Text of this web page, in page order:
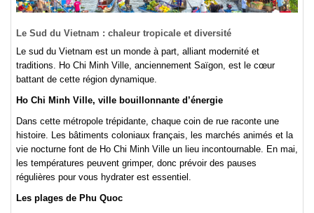
Le Sud du Vietnam : chaleur tropicale et diversité
Le sud du Vietnam est un monde à part, alliant modernité et
traditions. Ho Chi Minh Ville, anciennement Saïgon, est le cœur
battant de cette région dynamique.
Ho Chi Minh Ville, ville bouillonnante d’énergie
Dans cette métropole trépidante, chaque coin de rue raconte une
histoire. Les bâtiments coloniaux français, les marchés animés et la
vie nocturne font de Ho Chi Minh Ville un lieu incontournable. En mai,
les températures peuvent grimper, donc prévoir des pauses
régulières pour vous hydrater est essentiel.
Les plages de Phu Quoc